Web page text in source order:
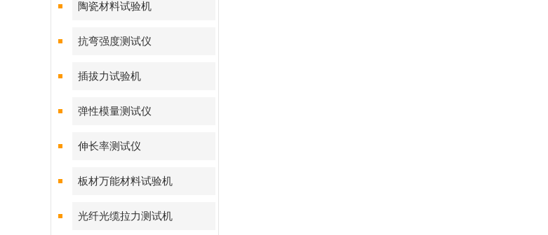
陶瓷材料试验机
抗弯强度测试仪
插拔力试验机
弹性模量测试仪
伸长率测试仪
板材万能材料试验机
光纤光缆拉力测试机